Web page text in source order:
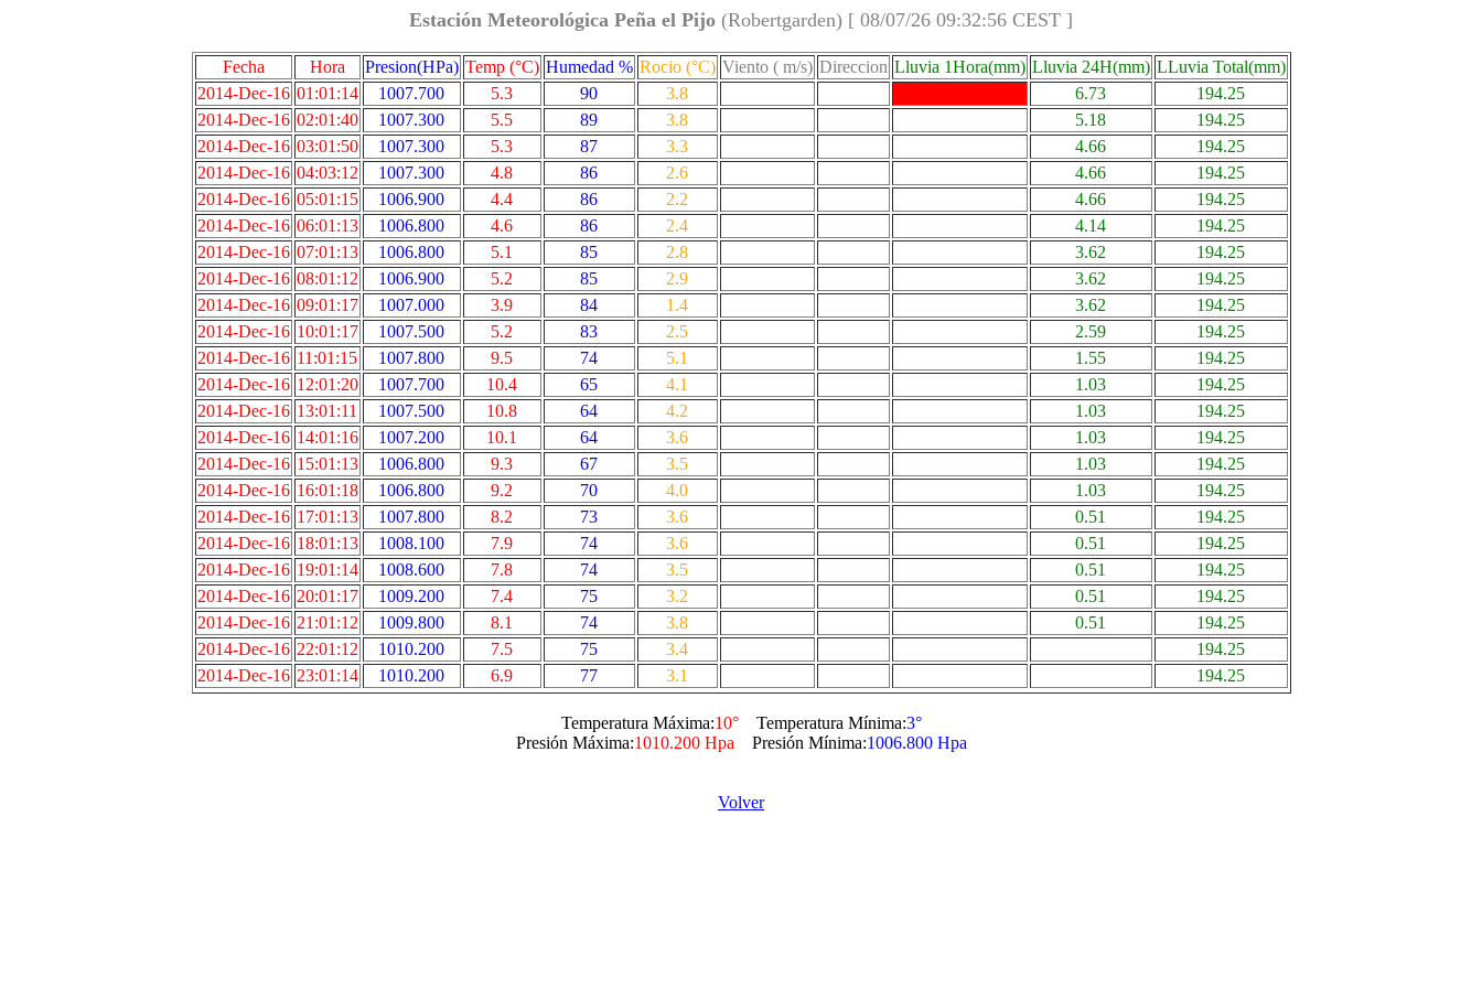
Estación Meteorológica Peña el Pijo (Robertgarden) [ 08/07/26 09:32:56 CEST ]
Fecha Hora Presion(HPa) Temp (°C) Humedad % Rocio (°C) Viento ( m/s) Direccion Lluvia 1Hora(mm) Lluvia 24H(mm) LLuvia Total(mm)
2014-Dec-16 01:01:14 1007.700 5.3 90 3.8 6.73
194.25
2014-Dec-16 02:01:40 1007.300 5.5 89 3.8 5.18
194.25
2014-Dec-16 03:01:50 1007.300 5.3 87 3.3 4.66
194.25
2014-Dec-16 04:03:12 1007.300 4.8 86 2.6 4.66
194.25
2014-Dec-16 05:01:15 1006.900 4.4 86 2.2 4.66
194.25
2014-Dec-16 06:01:13 1006.800 4.6 86 2.4 4.14
194.25
2014-Dec-16 07:01:13 1006.800 5.1 85 2.8 3.62
194.25
2014-Dec-16 08:01:12 1006.900 5.2 85 2.9 3.62
194.25
2014-Dec-16 09:01:17 1007.000 3.9 84 1.4 3.62
194.25
2014-Dec-16 10:01:17 1007.500 5.2 83 2.5 2.59
194.25
2014-Dec-16 11:01:15 1007.800 9.5 74 5.1 1.55
194.25
2014-Dec-16 12:01:20 1007.700 10.4 65 4.1 1.03
194.25
2014-Dec-16 13:01:11 1007.500 10.8 64 4.2 1.03
194.25
2014-Dec-16 14:01:16 1007.200 10.1 64 3.6 1.03
194.25
2014-Dec-16 15:01:13 1006.800 9.3 67 3.5 1.03
194.25
2014-Dec-16 16:01:18 1006.800 9.2 70 4.0 1.03
194.25
2014-Dec-16 17:01:13 1007.800 8.2 73 3.6 0.51
194.25
2014-Dec-16 18:01:13 1008.100 7.9 74 3.6 0.51
194.25
2014-Dec-16 19:01:14 1008.600 7.8 74 3.5 0.51
194.25
2014-Dec-16 20:01:17 1009.200 7.4 75 3.2 0.51
194.25
2014-Dec-16 21:01:12 1009.800 8.1 74 3.8 0.51
194.25
2014-Dec-16 22:01:12 1010.200 7.5 75 3.4
194.25
2014-Dec-16 23:01:14 1010.200 6.9 77 3.1 194.25
Temperatura Máxima:10°Temperatura Mínima:3°
Presión Máxima:1010.200 Hpa Presión Mínima:1006.800 Hpa
Volver